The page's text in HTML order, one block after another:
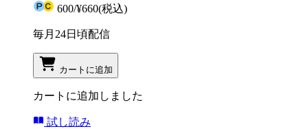
600/¥660(税込)
毎月24日頃配信
カートに追加
カートに追加しました
試し読み